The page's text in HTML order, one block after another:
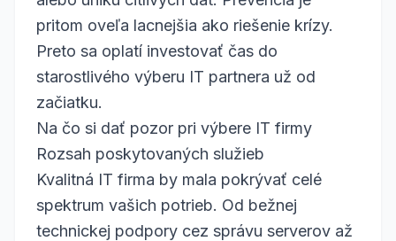
pritom oveľa lacnejšia ako riešenie krízy.
Preto sa oplatí investovať čas do
starostlivého výberu IT partnera už od
začiatku.
Na čo si dať pozor pri výbere IT firmy
Rozsah poskytovaných služieb
Kvalitná IT firma by mala pokrývať celé
spektrum vašich potrieb. Od bežnej
technickej podpory cez správu serverov až